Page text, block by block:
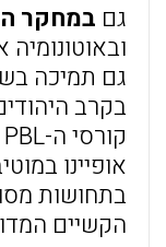
גם במחקר
גם תמיכה
בקרב
אופיינו
בתחושות
הקשיים